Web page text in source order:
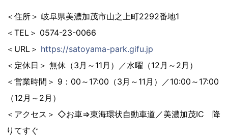
＜住所＞ 岐阜県美濃加茂市山之上町2292番地1
＜TEL＞ 0574-23-0066
＜URL＞ https://satoyama-park.gifu.jp
＜定休日＞ 無休（3月～11月）／水曜（12月～2月）
＜営業時間＞ 9：00～17:00（3月～11月）／10:00～17:00
（12月～2月）
＜アクセス＞ ◇お車⇒東海環状自動車道／美濃加茂IC 降
りてすぐ